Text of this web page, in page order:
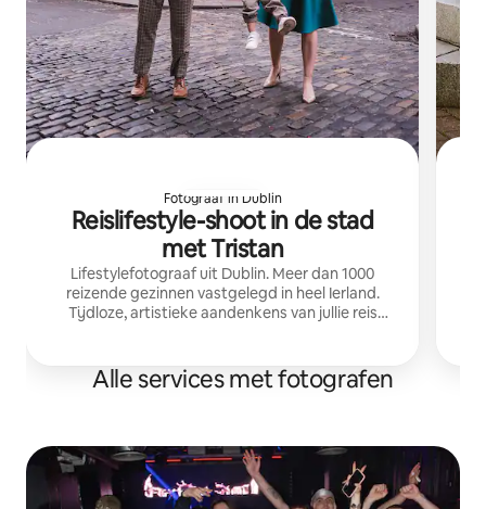
Fotograaf in Dublin
Reislifestyle-shoot in de stad
met Tristan
Lifestylefotograaf uit Dublin. Meer dan 1000
reizende gezinnen vastgelegd in heel Ierland.
Tijdloze, artistieke aandenkens van jullie reis
Alle services met fotografen